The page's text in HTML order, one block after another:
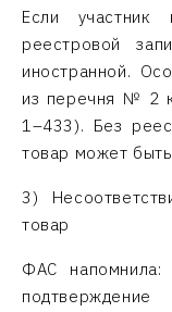
Если
реестровой
иностранной.
из перечня № 2
1–433). Без
товар может
3)
товар
ФАС напомнила: